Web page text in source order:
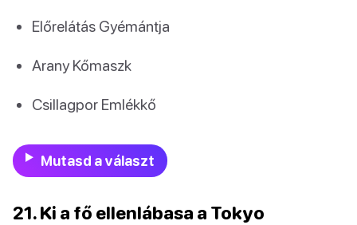
Előrelátás Gyémántja
Arany Kőmaszk
Csillagpor Emlékkő
Mutasd a választ
21. Ki a fő ellenlábasa a Tokyo